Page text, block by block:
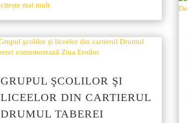
citește mai mult
GRUPUL ŞCOLILOR ŞI
LICEELOR DIN CARTIERUL
DRUMUL TABEREI